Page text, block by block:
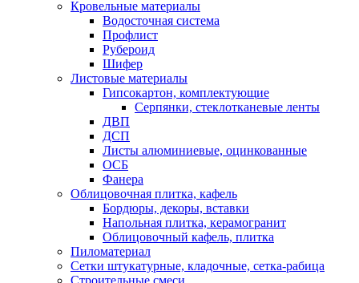
Кровельные материалы
Водосточная система
Профлист
Рубероид
Шифер
Листовые материалы
Гипсокартон, комплектующие
Серпянки, стеклотканевые ленты
ДВП
ДСП
Листы алюминиевые, оцинкованные
ОСБ
Фанера
Облицовочная плитка, кафель
Бордюры, декоры, вставки
Напольная плитка, керамогранит
Облицовочный кафель, плитка
Пиломатериал
Сетки штукатурные, кладочные, сетка-рабица